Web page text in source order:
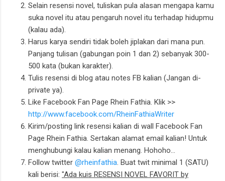
Selain resensi novel, tuliskan pula alasan mengapa kamu
suka novel itu atau pengaruh novel itu terhadap hidupmu
(kalau ada).
Harus karya sendiri tidak boleh jiplakan dari mana pun.
Panjang tulisan (gabungan poin 1 dan 2) sebanyak 300-
500 kata (bukan karakter).
Tulis resensi di blog atau notes FB kalian (Jangan di-
private ya).
Like Facebook Fan Page Rhein Fathia. Klik >>
http://www.facebook.com/RheinFathiaWriter
Kirim/posting link resensi kalian di wall Facebook Fan
Page Rhein Fathia. Sertakan alamat email kalian! Untuk
menghubungi kalau kalian menang. Hohoho...
Follow twitter @rheinfathia. Buat twit minimal 1 (SATU)
kali berisi: "Ada kuis RESENSI NOVEL FAVORIT by